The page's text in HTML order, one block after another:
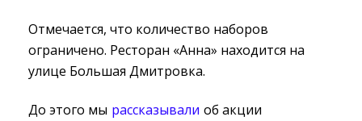
Отмечается, что количество наборов
ограничено. Ресторан «Анна» находится на
улице Большая Дмитровка.
До этого мы рассказывали об акции